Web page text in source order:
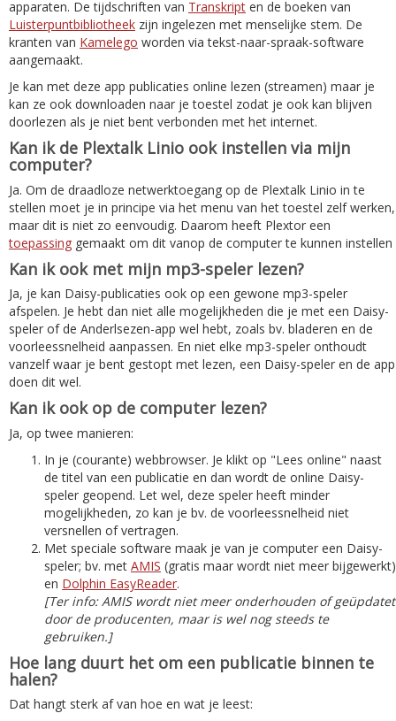
apparaten. De tijdschriften van Transkript en de boeken van
Luisterpuntbibliotheek zijn ingelezen met menselijke stem. De
kranten van Kamelego worden via tekst-naar-spraak-software
aangemaakt.
Je kan met deze app publicaties online lezen (streamen) maar je
kan ze ook downloaden naar je toestel zodat je ook kan blijven
doorlezen als je niet bent verbonden met het internet.
Kan ik de Plextalk Linio ook instellen via mijn
computer?
Ja. Om de draadloze netwerktoegang op de Plextalk Linio in te
stellen moet je in principe via het menu van het toestel zelf werken,
maar dit is niet zo eenvoudig. Daarom heeft Plextor een
toepassing gemaakt om dit vanop de computer te kunnen instellen
Kan ik ook met mijn mp3-speler lezen?
Ja, je kan Daisy-publicaties ook op een gewone mp3-speler
afspelen. Je hebt dan niet alle mogelijkheden die je met een Daisy-
speler of de Anderlsezen-app wel hebt, zoals bv. bladeren en de
voorleessnelheid aanpassen. En niet elke mp3-speler onthoudt
vanzelf waar je bent gestopt met lezen, een Daisy-speler en de app
doen dit wel.
Kan ik ook op de computer lezen?
Ja, op twee manieren:
In je (courante) webbrowser. Je klikt op "Lees online" naast
de titel van een publicatie en dan wordt de online Daisy-
speler geopend. Let wel, deze speler heeft minder
mogelijkheden, zo kan je bv. de voorleessnelheid niet
versnellen of vertragen.
Met speciale software maak je van je computer een Daisy-
speler; bv. met AMIS (gratis maar wordt niet meer bijgewerkt)
en Dolphin EasyReader.
[Ter info: AMIS wordt niet meer onderhouden of geüpdatet
door de producenten, maar is wel nog steeds te
gebruiken.]
Hoe lang duurt het om een publicatie binnen te
halen?
Dat hangt sterk af van hoe en wat je leest: